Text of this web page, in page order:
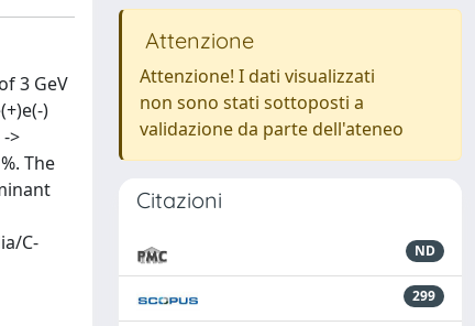
3 GeV
)
>
The
C-
Attenzione
Attenzione! I dati visualizzati
non sono stati sottoposti a
validazione da parte dell'ateneo
Citazioni
ND
299